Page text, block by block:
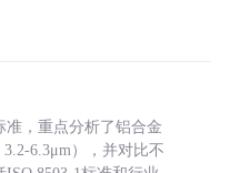
，重点分析了铝合金
6.3μm），并对比不